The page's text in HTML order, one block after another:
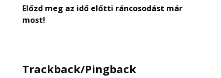
Előzd meg az idő előtti ráncosodást már
most!
Trackback/Pingback